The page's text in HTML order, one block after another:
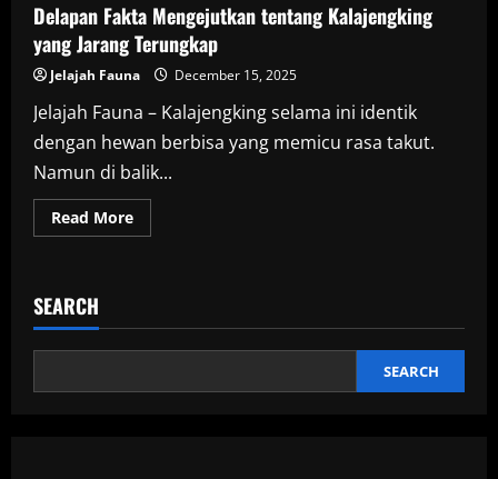
Delapan Fakta Mengejutkan tentang Kalajengking
yang Jarang Terungkap
Jelajah Fauna December 15, 2025
Jelajah Fauna – Kalajengking selama ini identik
dengan hewan berbisa yang memicu rasa takut.
Namun di balik...
Read MoreRead
more
Kalajengking
Jarang
SEARCH
SEARCH